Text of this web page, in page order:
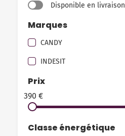
Disponible en livraison
Marques
CANDY
INDESIT
Prix
390 €
Classe énergétique